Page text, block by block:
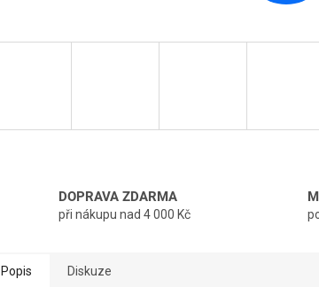
DOPRAVA ZDARMA
při nákupu nad 4 000 Kč
Popis Diskuze